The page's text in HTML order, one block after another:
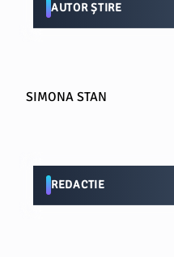
AUTOR ȘTIRE
SIMONA STAN
REDACTIE